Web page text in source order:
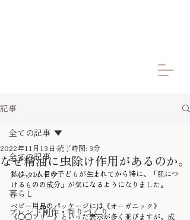
記事
全ての記事
メンタルケア
暮らし
ブレンド制作・香りづくり
全ての記事
なぜ精油に虫除け作用があるのか。
2022年11月13日 読了時間: 3分
私は、1人目の子どもが生まれてから特に、「肌につ
けるものの成分」が気になるようになりました。
ベビー用品のパッケージには《オーガニック》
《◯◯フリー》といった表示が多く並びますが、成